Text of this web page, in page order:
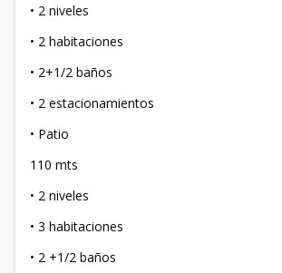
• 2 niveles
• 2 habitaciones
• 2+1/2 baños
• 2 estacionamientos
• Patio
110 mts
• 2 niveles
• 3 habitaciones
• 2 +1/2 baños